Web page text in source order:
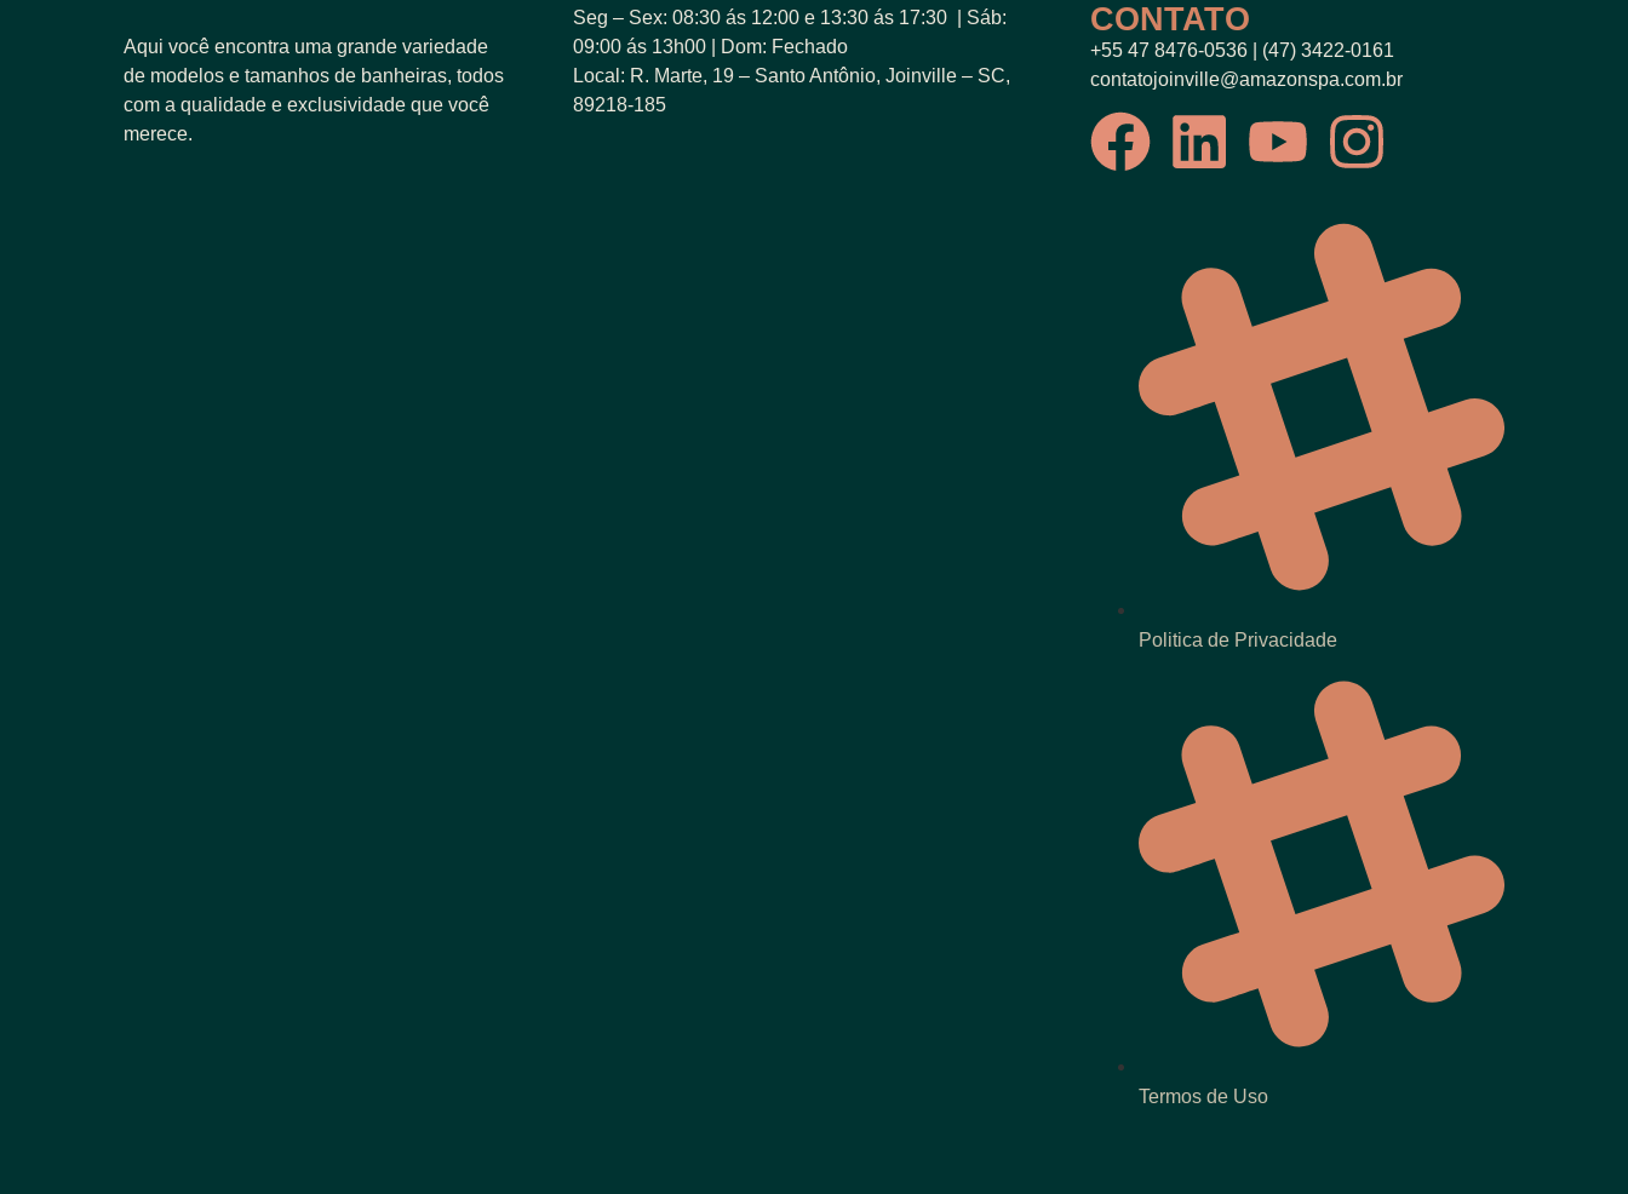
Aqui você encontra uma grande variedade
de modelos e tamanhos de banheiras, todos
com a qualidade e exclusividade que você
merece.
Seg – Sex: 08:30 ás 12:00 e 13:30 ás 17:30 | Sáb:
09:00 ás 13h00 | Dom: Fechado
Local: R. Marte, 19 – Santo Antônio, Joinville – SC,
89218-185
CONTATO
+55 47 8476-0536 | (47) 3422-0161
contatojoinville@amazonspa.com.br
Politica de Privacidade
Termos de Uso